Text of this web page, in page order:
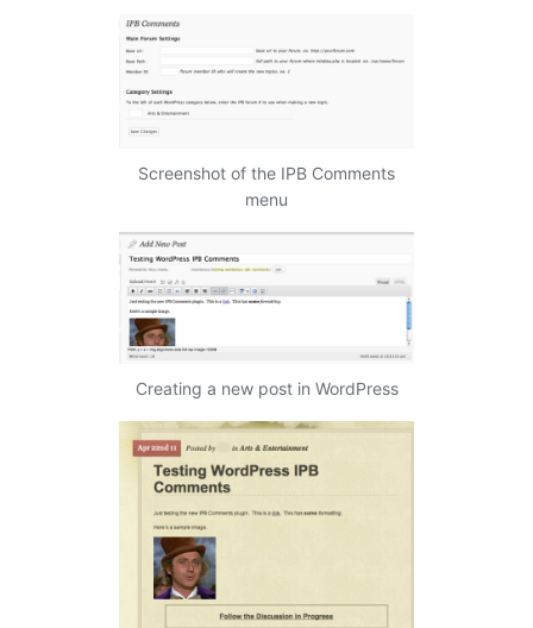
Screenshot of the IPB Comments
menu
Creating a new post in WordPress